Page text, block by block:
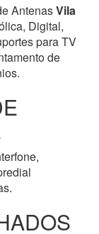
AntenasVila
Digital,
para TV
de